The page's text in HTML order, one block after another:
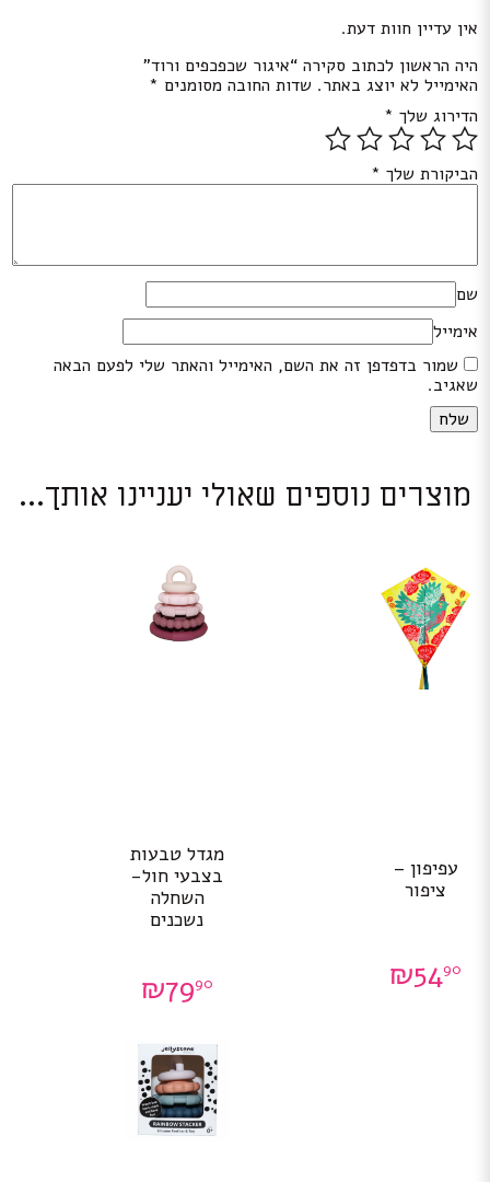
אין עדיין חוות דעת.
היה הראשון לכתוב סקירה “איגור שכפכפים ורוד”
האימייל לא יוצג באתר. שדות החובה מסומנים *
הדירוג שלך *
הביקורת שלך *
שם
אימייל
שמור בדפדפן זה את השם, האימייל והאתר שלי לפעם הבאה
שאגיב.
מוצרים נוספים שאולי יעניינו אותך...
עפיפון –
ציפור
₪5490
מגדל טבעות
בצבעי חול-
השחלה
נשכנים
₪7990